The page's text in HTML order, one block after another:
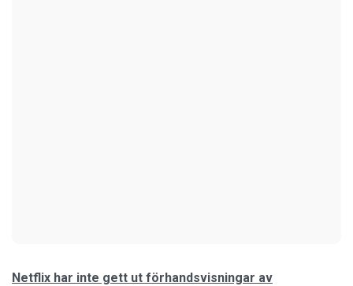
Netflix har inte gett ut förhandsvisningar av